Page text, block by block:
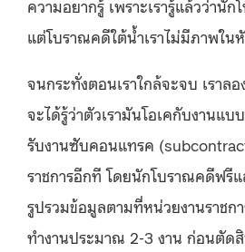
ความอยากรู้ เพราะเรารู้แล้วว่านั
แต่โบราณคดีใต้น้ำเราไม่มีภาพใน
จนกระทั่งตอนเราใกล้จะจบ เราล
จะได้รู้ว่าตัวเรามันโอเคกับงานแ
รับงานซับคอนแทรค
ราชการอีกที โดยนักโบราณคดีฟรี
รูปรวมข้อมูลตามที่หน่วยงานราชกา
ทำงานประมาณ 2-3 งาน ก่อนตัดสิ